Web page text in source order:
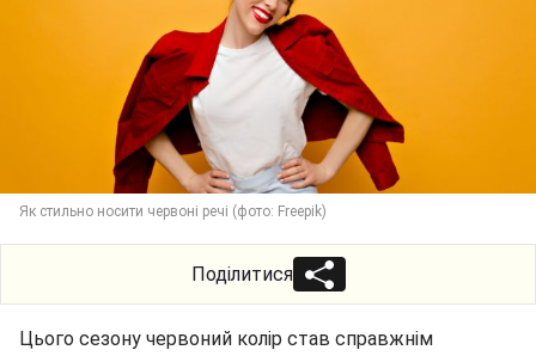
Як стильно носити червоні речі (фото: Freepik)
Поділитися
Цього сезону червоний колір став справжнім